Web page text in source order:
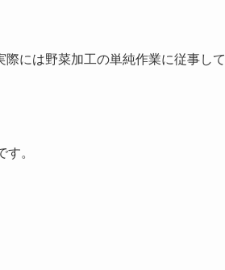
には野菜加工の単純作業に従事して
。